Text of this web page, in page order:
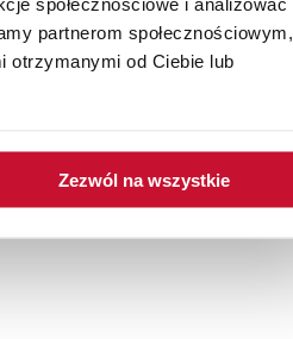
partnerom społecznościowym,
otrzymanymi od Ciebie lub
Zezwól na wszystkie